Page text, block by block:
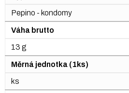
Pepino - kondomy
Váha brutto
13 g
Měrná jednotka (1ks)
ks